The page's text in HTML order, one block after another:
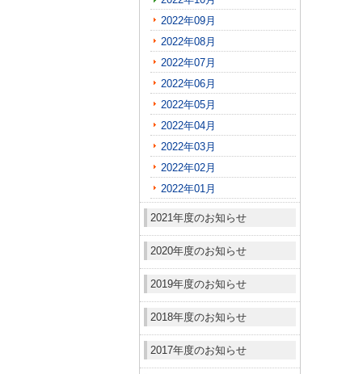
2022年09月
2022年08月
2022年07月
2022年06月
2022年05月
2022年04月
2022年03月
2022年02月
2022年01月
2021年度のお知らせ
2020年度のお知らせ
2019年度のお知らせ
2018年度のお知らせ
2017年度のお知らせ